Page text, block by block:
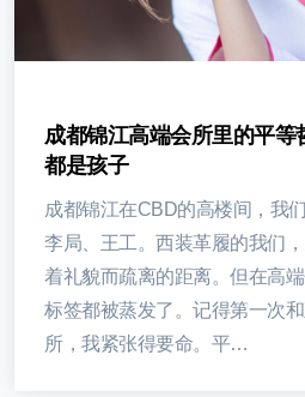
成都锦江高端会所里的平等
都是孩子
成都锦江在CBD的高楼间，我
李局、王工。西装革履的我们
着礼貌而疏离的距离。但在高
标签都被蒸发了。记得第一次
所，我紧张得要命。平…